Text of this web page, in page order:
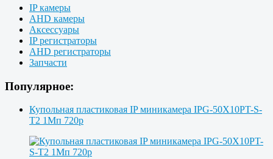
IP камеры
AHD камеры
Аксессуары
IP регистраторы
AHD регистраторы
Запчасти
Популярное:
Купольная пластиковая IP миникамера IPG-50X10PT-S-
T2 1Мп 720p